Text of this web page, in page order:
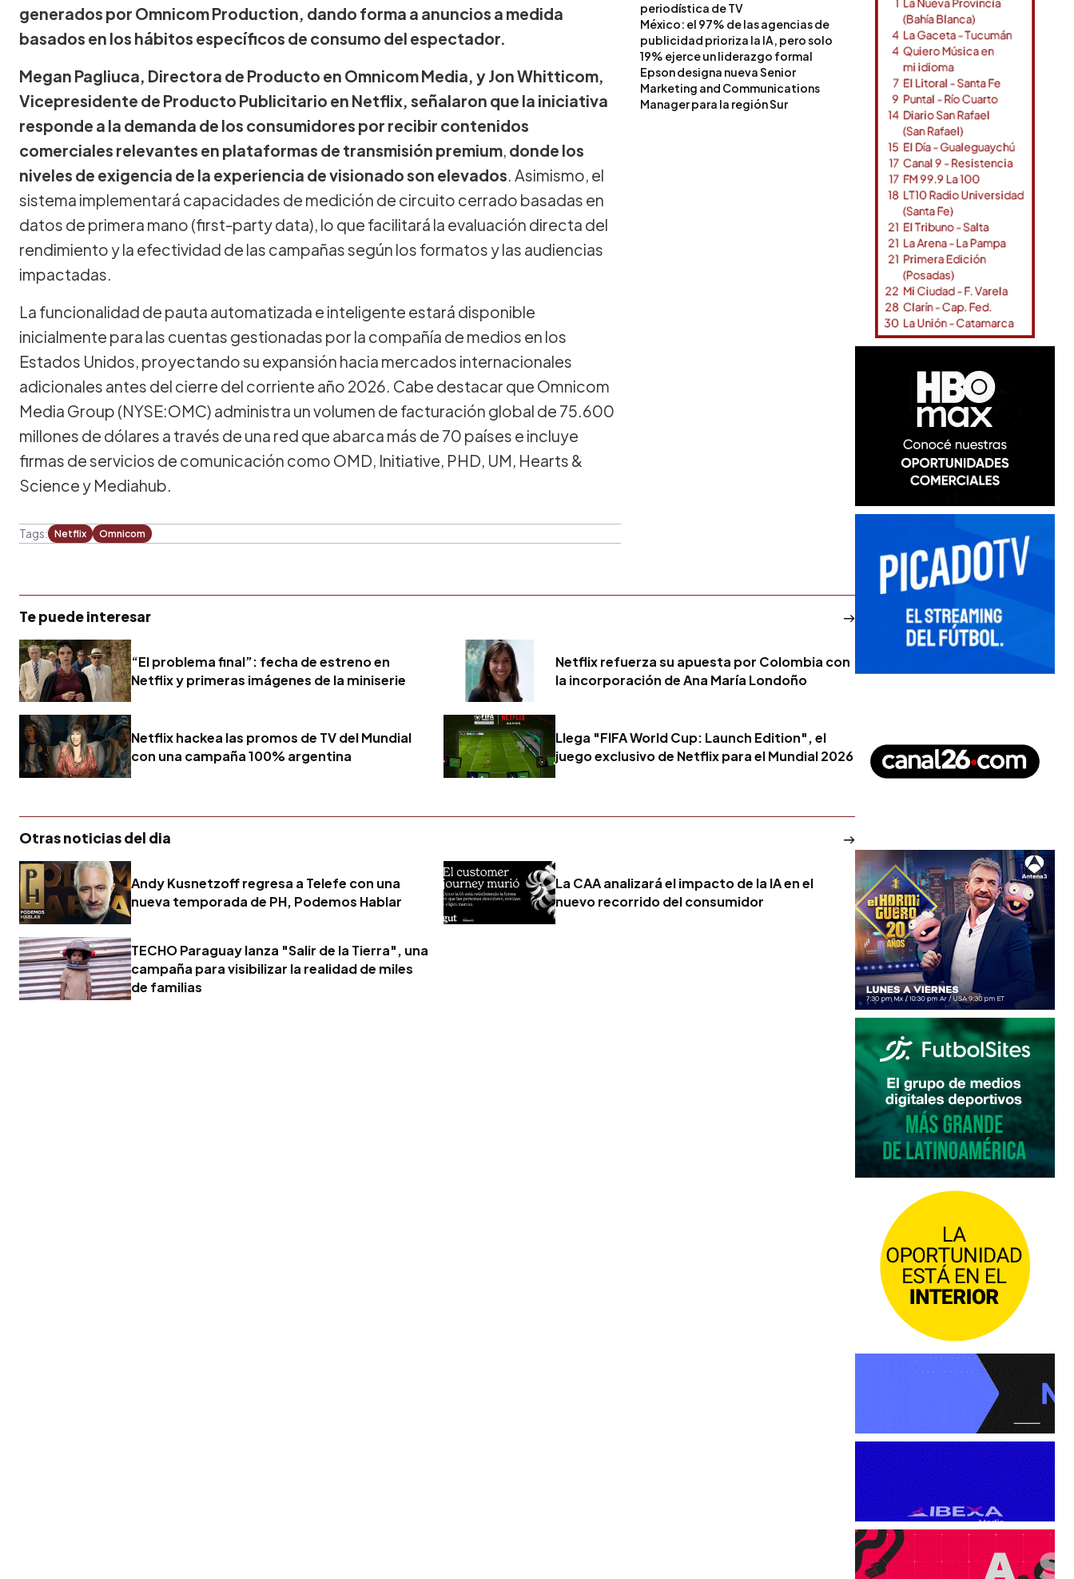
generados por Omnicom Production, dando forma a anuncios a medida
basados en los hábitos específicos de consumo del espectador.
Megan Pagliuca, Directora de Producto en Omnicom Media, y Jon Whitticom,
Vicepresidente de Producto Publicitario en Netflix, señalaron que la iniciativa
responde a la demanda de los consumidores por recibir contenidos
comerciales relevantes en plataformas de transmisión premium, donde los
niveles de exigencia de la experiencia de visionado son elevados. Asimismo, el
sistema implementará capacidades de medición de circuito cerrado basadas en
datos de primera mano (first-party data), lo que facilitará la evaluación directa del
rendimiento y la efectividad de las campañas según los formatos y las audiencias
impactadas.
La funcionalidad de pauta automatizada e inteligente estará disponible
inicialmente para las cuentas gestionadas por la compañía de medios en los
Estados Unidos, proyectando su expansión hacia mercados internacionales
adicionales antes del cierre del corriente año 2026. Cabe destacar que Omnicom
Media Group (NYSE:OMC) administra un volumen de facturación global de 75.600
millones de dólares a través de una red que abarca más de 70 países e incluye
firmas de servicios de comunicación como OMD, Initiative, PHD, UM, Hearts &
Science y Mediahub.
Tags: Netflix Omnicom
periodística de TV
México: el 97% de las agencias de
publicidad prioriza la IA, pero solo
19% ejerce un liderazgo formal
Epson designa nueva Senior
Marketing and Communications
Manager para la región Sur
Te puede interesar
“El problema final”: fecha de estreno en
Netflix y primeras imágenes de la miniserie
Netflix refuerza su apuesta por Colombia con
la incorporación de Ana María Londoño
Netflix hackea las promos de TV del Mundial
con una campaña 100% argentina
Llega "FIFA World Cup: Launch Edition", el
juego exclusivo de Netflix para el Mundial 2026
Otras noticias del dia
Andy Kusnetzoff regresa a Telefe con una
nueva temporada de PH, Podemos Hablar
La CAA analizará el impacto de la IA en el
nuevo recorrido del consumidor
TECHO Paraguay lanza "Salir de la Tierra", una
campaña para visibilizar la realidad de miles
de familias